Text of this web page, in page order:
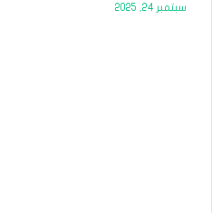
سبتمبر 24, 2025